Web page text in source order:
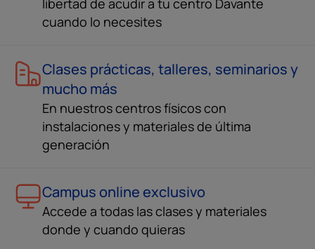
libertad de acudir a tu centro Davante
cuando lo necesites
Clases prácticas, talleres, seminarios y
mucho más
En nuestros centros físicos con
instalaciones y materiales de última
generación
Campus online exclusivo
Accede a todas las clases y materiales
donde y cuando quieras